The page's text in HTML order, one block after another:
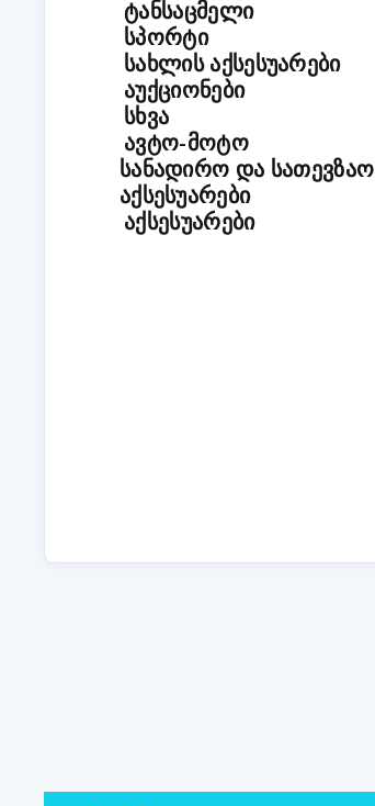
ᲢᲐᲜᲡᲐᲪᲛᲔᲚᲘ
ᲡᲞᲝᲠᲢᲘ
ᲡᲐᲮᲚᲘᲡ ᲐᲥᲡᲔᲡᲣᲐᲠᲔᲑᲘ
ᲐᲣᲥᲪᲘᲝᲜᲔᲑᲘ
ᲡᲮᲕᲐ
ᲐᲕᲢᲝ-ᲛᲝᲢᲝ
ᲡᲐᲜᲐᲓᲘᲠᲝ ᲓᲐ ᲡᲐᲗᲔᲕᲖᲐᲝ
ᲐᲥᲡᲔᲡᲣᲐᲠᲔᲑᲘ
ᲐᲥᲡᲔᲡᲣᲐᲠᲔᲑᲘ